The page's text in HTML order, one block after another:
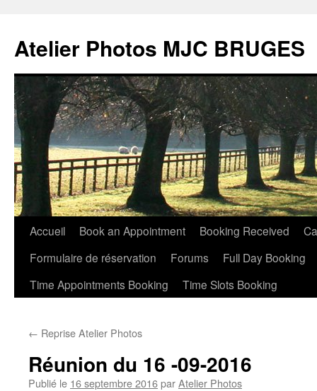
Atelier Photos MJC BRUGES
Aller
contenu
Accueil Book an Appointment Booking Received
Formulaire de réservation
Forums
Full Day Booking
Time Appointments Booking
Time Slots Booking
← Reprise Atelier Photos
Réunion du 16 -09-2016
Publié le 16 septembre 2016parAtelier Photos